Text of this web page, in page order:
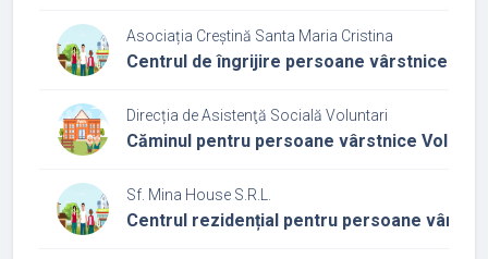
Asociația Creștină Santa Maria Cristina
Centrul de îngrijire persoane vârstnice
Direcția de Asistenţă Socială Voluntari
Căminul pentru persoane vârstnice
Sf. Mina House S.R.L.
Centrul rezidențial pentru persoane